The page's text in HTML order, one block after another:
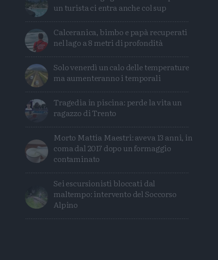
un turista ci entra anche col sup
Calceranica, bimbo e papà recuperati
nel lago a 8 metri di profondità
Solo venerdì un calo delle temperature
ma aumenteranno i temporali
Tragedia in piscina: perde la vita un
ragazzo di Trento
Morto Mattia Maestri: aveva 13 anni, in
coma dal 2017 dopo un formaggio
contaminato
Sei escursionisti bloccati dal
maltempo: intervento del Soccorso
Alpino